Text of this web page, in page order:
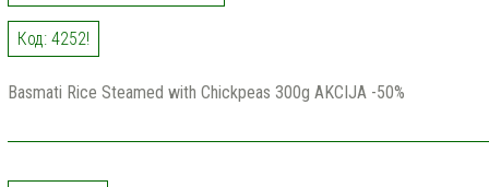
Код: 4252!
Basmati Rice Steamed with Chickpeas 300g AKCIJA -50%